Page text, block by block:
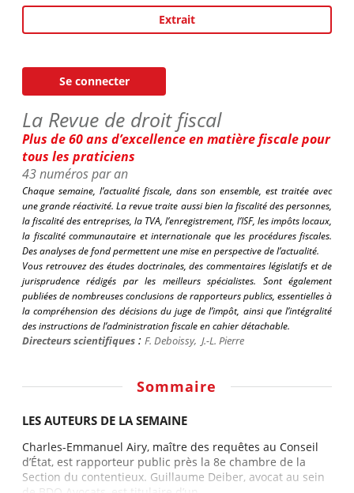
Extrait
Se connecter
La Revue de droit fiscal
Plus de 60 ans d’excellence en matière fiscale pour
tous les praticiens
43 numéros par an
Chaque semaine, l’actualité fiscale, dans son ensemble, est traitée avec
une grande réactivité. La revue traite aussi bien la fiscalité des personnes,
la fiscalité des entreprises, la TVA, l’enregistrement, l’ISF, les impôts locaux,
la fiscalité communautaire et internationale que les procédures fiscales.
Des analyses de fond permettent une mise en perspective de l’actualité.
Vous retrouvez des études doctrinales, des commentaires législatifs et de
jurisprudence rédigés par les meilleurs spécialistes. Sont également
publiées de nombreuses conclusions de rapporteurs publics, essentielles à
la compréhension des décisions du juge de l’impôt, ainsi que l’intégralité
des instructions de l’administration fiscale en cahier détachable.
Directeurs scientifiques : F. Deboissy, J.-L. Pierre
Sommaire
LES AUTEURS DE LA SEMAINE
Charles-Emmanuel Airy, maître des requêtes au Conseil
d’État, est rapporteur public près la 8e chambre de la
Section du contentieux. Guillaume Deiber, avocat au sein